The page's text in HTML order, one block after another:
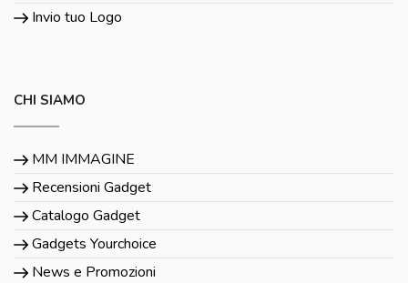
Invio tuo Logo
CHI SIAMO
MM IMMAGINE
Recensioni Gadget
Catalogo Gadget
Gadgets Yourchoice
News e Promozioni